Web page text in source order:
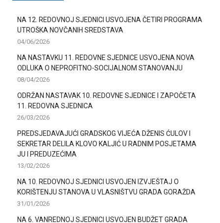
NA 12. REDOVNOJ SJEDNICI USVOJENA ČETIRI PROGRAMA
UTROŠKA NOVČANIH SREDSTAVA
04/06/2026
NA NASTAVKU 11. REDOVNE SJEDNICE USVOJENA NOVA
ODLUKA O NEPROFITNO-SOCIJALNOM STANOVANJU
08/04/2026
ODRŽAN NASTAVAK 10. REDOVNE SJEDNICE I ZAPOČETA
11. REDOVNA SJEDNICA
26/03/2026
PREDSJEDAVAJUĆI GRADSKOG VIJEĆA DŽENIS ĆULOV I
SEKRETAR DELILA KLOVO KALJIĆ U RADNIM POSJETAMA
JU I PREDUZEĆIMA
13/02/2026
NA 10. REDOVNOJ SJEDNICI USVOJEN IZVJEŠTAJ O
KORIŠTENJU STANOVA U VLASNIŠTVU GRADA GORAŽDA
31/01/2026
NA 6. VANREDNOJ SJEDNICI USVOJEN BUDŽET GRADA